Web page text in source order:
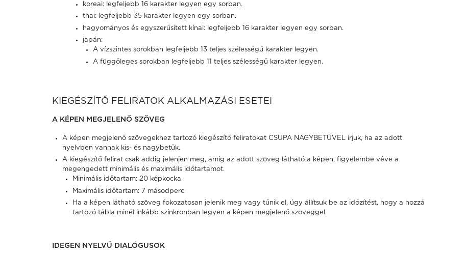
koreai: legfeljebb 16 karakter legyen egy sorban.
thai: legfeljebb 35 karakter legyen egy sorban.
hagyományos és egyszerűsített kínai: legfeljebb 16 karakter legyen egy sorban.
japán:
A vízszintes sorokban legfeljebb 13 teljes szélességű karakter legyen.
A függőleges sorokban legfeljebb 11 teljes szélességű karakter legyen.
KIEGÉSZÍTŐ FELIRATOK ALKALMAZÁSI ESETEI
A KÉPEN MEGJELENŐ SZÖVEG
A képen megjelenő szövegekhez tartozó kiegészítő feliratokat CSUPA NAGYBETŰVEL írjuk, ha az adott
nyelvben vannak kis- és nagybetűk.
A kiegészítő felirat csak addig jelenjen meg, amíg az adott szöveg látható a képen, figyelembe véve a
megengedett minimális és maximális időtartamot.
Minimális időtartam: 20 képkocka
Maximális időtartam: 7 másodperc
Ha a képen látható szöveg fokozatosan jelenik meg vagy tűnik el, úgy állítsuk be az időzítést, hogy a hozzá
tartozó tábla minél inkább szinkronban legyen a képen megjelenő szöveggel.
IDEGEN NYELVŰ DIALÓGUSOK